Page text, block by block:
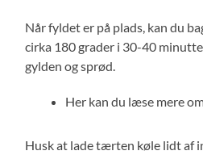
Når fyldet er på plads, kan du
cirka 180 grader i 30-40
gylden og sprød.
Her kan du læse mere
Husk at lade tærten køle lidt af